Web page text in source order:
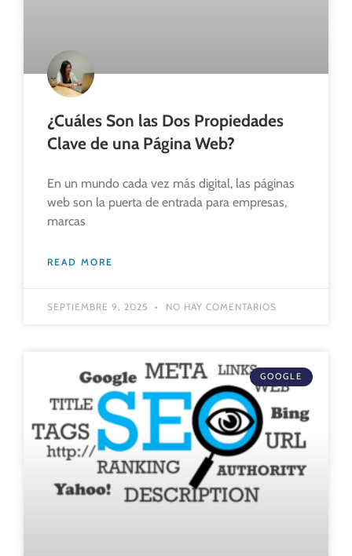
¿Cuáles Son las Dos Propiedades
Clave de una Página Web?
En un mundo cada vez más digital, las páginas
web son la puerta de entrada para empresas,
marcas
READ MORE
SEPTIEMBRE 9, 2025 NO HAY COMENTARIOS
GOOGLE